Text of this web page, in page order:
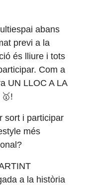
abans
previ a la
és lliure i tots
Com a
UN LLOC A LA
sort i participar
més
a la història